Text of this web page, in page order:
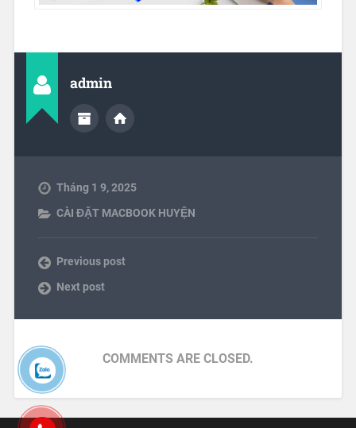
admin
Tháng 1 9, 2025
CÀI ĐẶT MACBOOK HUYỆN
Previous post
Next post
COMMENTS ARE CLOSED.